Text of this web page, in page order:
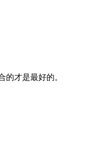
才是最好的。